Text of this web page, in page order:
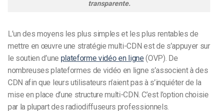
transparente.
L’un des moyens les plus simples et les plus rentables de
mettre en œuvre une stratégie multi-CDN est de s’appuyer sur
le soutien d’une plateforme vidéo en ligne (OVP) . De
nombreuses plateformes de vidéo en ligne s’associent à des
CDN afin que leurs utilisateurs n’aient pas à s’inquiéter de la
mise en place d’une structure multi-CDN. C’est l’option choisie
par la plupart des radiodiffuseurs professionnels.